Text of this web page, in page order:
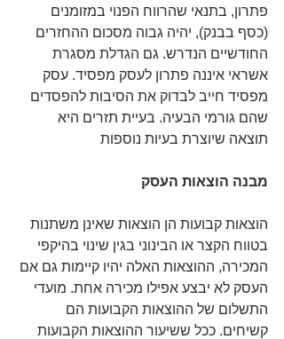
פתרון, בתנאי שהרווח הפנוי במזומנים
(כסף בבנק), יהיה גבוה מסכום ההחזרים
החודשיים הנדרש. גם הגדלת מסגרת
אשראי איננה פתרון לעסק מפסיד. עסק
מפסיד חייב לבדוק את הסיבות להפסדים
שהם גורמי הבעיה. בעיית תזרים היא
תוצאה שיוצרת בעיות נוספות
מבנה הוצאות העסק
הוצאות קבועות הן הוצאות שאינן משתנות
בטווח הקצר או הבינוני בגין שינוי בהיקפי
המכירה, ההוצאות האלה יהיו קיימות גם אם
העסק לא יבצע אפילו מכירה אחת. מועדי
התשלום של ההוצאות הקבועות הם
קשיחים. ככל ששיעור ההוצאות הקבועות